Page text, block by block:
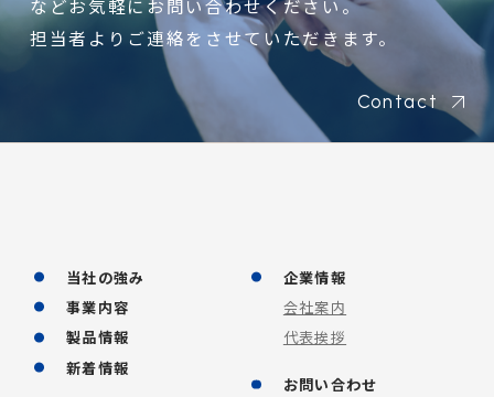
Contact
などお気軽にお問い合わせください。
担当者よりご連絡をさせていただきます。
当社の強み
事業内容
製品情報
新着情報
企業情報
会社案内
代表挨拶
お問い合わせ